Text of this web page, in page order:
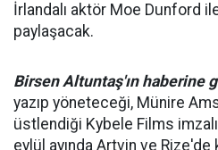
İrlandalı aktör Moe Dunford
paylaşacak.
Birsen Altuntaş'ın haberine
yazıp yöneteceği, Münire
üstlendiği Kybele Films imzalı
eylül ayında Artvin ve Rize'de